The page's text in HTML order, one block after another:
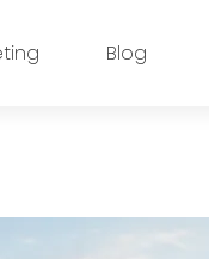
Blog